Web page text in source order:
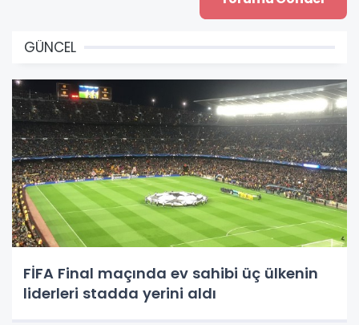
GÜNCEL
FİFA Final maçında ev sahibi üç ülkenin
liderleri stadda yerini aldı